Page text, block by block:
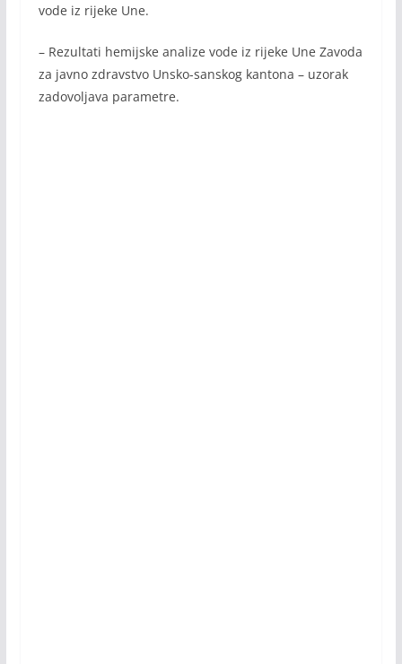
vode iz rijeke Une.
– Rezultati hemijske analize vode iz rijeke Une Zavoda
za javno zdravstvo Unsko-sanskog kantona – uzorak
zadovoljava parametre.